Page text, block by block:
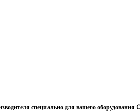
специально для вашего оборудования